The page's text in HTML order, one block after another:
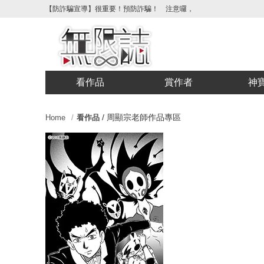
【防詐騙宣導】很重要！預防詐騙！ 注意囉，不要被騙了！請各位喜
看作品 賞作者 神
Home 看作品 / 周顯宗老師作品專區